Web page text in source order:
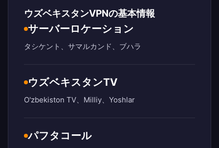
ウズベキスタンVPNの基本情報
サーバーロケーション
タシケント、サマルカンド、ブハラ
ウズベキスタンTV
O'zbekiston TV、Milliy、Yoshlar
パフタコール